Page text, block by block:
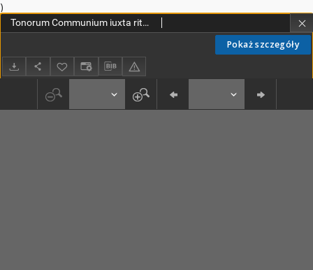
)
Pokaż szczegóły
Tonorum Communium iuxta ritum Ordinis Praedicatorum Regulae